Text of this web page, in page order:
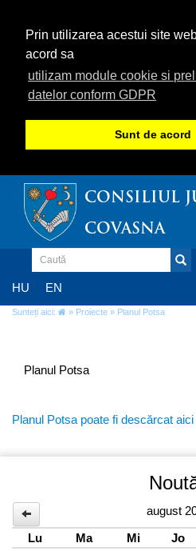
Prin utilizarea acestui site
acord sa
utilizam module cookie si
datelor conform GDPR
Sunt de acord
CONSILIUL
COVASNA
HU EN
Sunteți aici: » Proiecte » Planul Potsa
Planul Potsa
Planul Potsa poate fi descărcat aici
august
Lu
Ma Mi Jo